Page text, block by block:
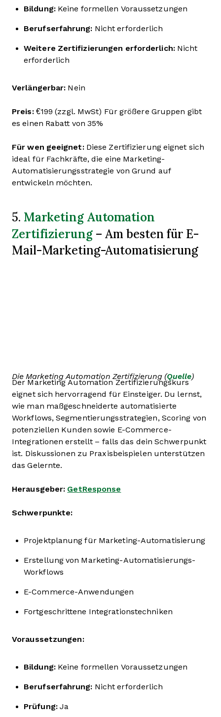
Bildung:Keine formellen Voraussetzungen
Berufserfahrung: Nicht erforderlich
Weitere Zertifizierungen erforderlich:Nicht
erforderlich
Verlängerbar: Nein
Preis:€199 (zzgl. MwSt) Für größere Gruppen gibt
es einen Rabatt von 35%
Für wen geeignet:Diese Zertifizierung eignet sich
ideal für Fachkräfte, die eine Marketing-
Automatisierungsstrategie von Grund auf
entwickeln möchten.
5. Marketing Automation
Zertifizierung– Am besten für E-
Mail-Marketing-Automatisierung
Die Marketing Automation Zertifizierung (Quelle)
Der Marketing Automation Zertifizierungskurs
eignet sich hervorragend für Einsteiger. Du lernst,
wie man maßgeschneiderte automatisierte
Workflows, Segmentierungsstrategien, Scoring von
potenziellen Kunden sowie E-Commerce-
Integrationen erstellt – falls das dein Schwerpunkt
ist. Diskussionen zu Praxisbeispielen unterstützen
das Gelernte.
Herausgeber: GetResponse
Schwerpunkte:
Projektplanung für Marketing-Automatisierung
Erstellung von Marketing-Automatisierungs-
Workflows
E-Commerce-Anwendungen
Fortgeschrittene Integrationstechniken
Voraussetzungen:
Bildung: Keine formellen Voraussetzungen
Berufserfahrung: Nicht erforderlich
Prüfung: Ja